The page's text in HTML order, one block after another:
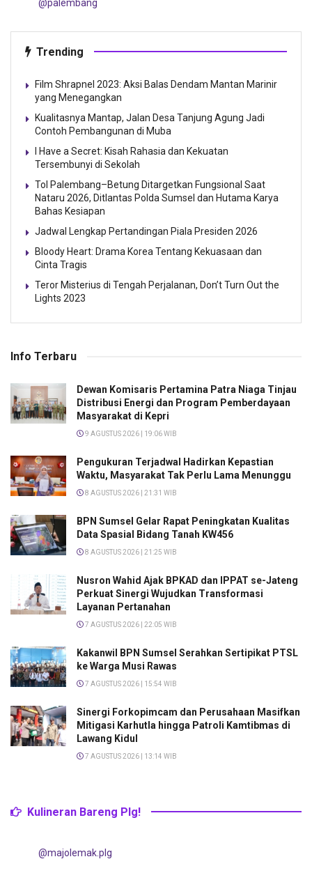
@palembang
Trending
Film Shrapnel 2023: Aksi Balas Dendam Mantan Marinir
yang Menegangkan
Kualitasnya Mantap, Jalan Desa Tanjung Agung Jadi
Contoh Pembangunan di Muba
I Have a Secret: Kisah Rahasia dan Kekuatan
Tersembunyi di Sekolah
Tol Palembang–Betung Ditargetkan Fungsional Saat
Nataru 2026, Ditlantas Polda Sumsel dan Hutama Karya
Bahas Kesiapan
Jadwal Lengkap Pertandingan Piala Presiden 2026
Bloody Heart: Drama Korea Tentang Kekuasaan dan
Cinta Tragis
Teror Misterius di Tengah Perjalanan, Don’t Turn Out the
Lights 2023
Info Terbaru
Dewan Komisaris Pertamina Patra Niaga Tinjau
Distribusi Energi dan Program Pemberdayaan
Masyarakat di Kepri
9 AGUSTUS 2026 | 19:06 WIB
Pengukuran Terjadwal Hadirkan Kepastian
Waktu, Masyarakat Tak Perlu Lama Menunggu
8 AGUSTUS 2026 | 21:31 WIB
BPN Sumsel Gelar Rapat Peningkatan Kualitas
Data Spasial Bidang Tanah KW456
8 AGUSTUS 2026 | 21:25 WIB
Nusron Wahid Ajak BPKAD dan IPPAT se-Jateng
Perkuat Sinergi Wujudkan Transformasi
Layanan Pertanahan
7 AGUSTUS 2026 | 22:05 WIB
Kakanwil BPN Sumsel Serahkan Sertipikat PTSL
ke Warga Musi Rawas
7 AGUSTUS 2026 | 15:54 WIB
Sinergi Forkopimcam dan Perusahaan Masifkan
Mitigasi Karhutla hingga Patroli Kamtibmas di
Lawang Kidul
7 AGUSTUS 2026 | 13:14 WIB
Kulineran Bareng Plg!
@majolemak.plg